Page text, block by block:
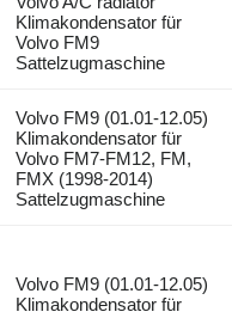
Klimakondensator für
Volvo FM9
Sattelzugmaschine
Volvo FM9 (01.01-12.05)
Klimakondensator für
Volvo FM7-FM12, FM,
FMX (1998-2014)
Sattelzugmaschine
Volvo FM9 (01.01-12.05)
Klimakondensator für